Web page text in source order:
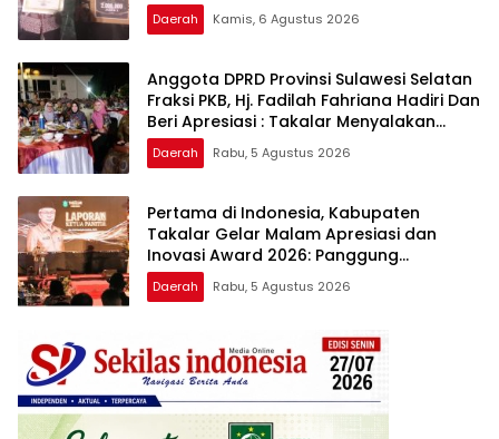
Daerah Kamis, 6 Agustus 2026
Anggota DPRD Provinsi Sulawesi Selatan
Fraksi PKB, Hj. Fadilah Fahriana Hadiri Dan
Beri Apresiasi : Takalar Menyalakan
Lentera Pengabdian Melalui Malam
Apresiasi dan Inovasi Award 2026
Daerah Rabu, 5 Agustus 2026
Pertama di Indonesia, Kabupaten
Takalar Gelar Malam Apresiasi dan
Inovasi Award 2026: Panggung
Penghargaan bagi Pelayan Publik
Berprestasi
Daerah Rabu, 5 Agustus 2026